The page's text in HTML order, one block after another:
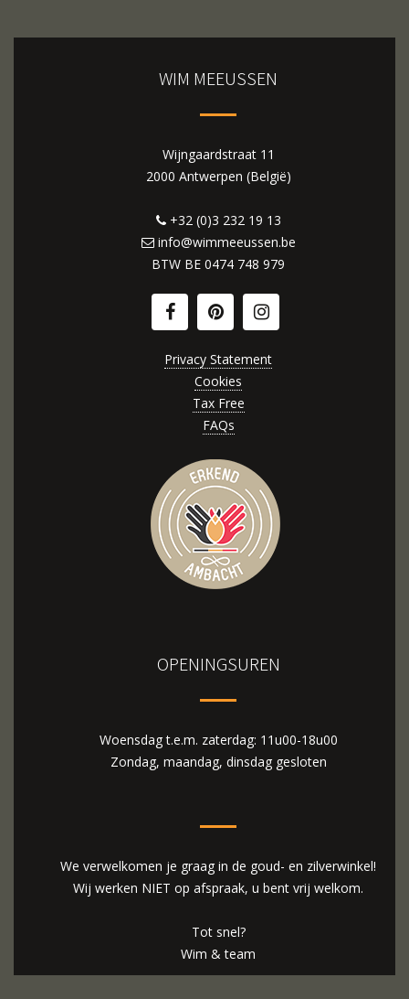
WIM MEEUSSEN
Wijngaardstraat 11
2000 Antwerpen (België)
+32 (0)3 232 19 13
info@wimmeeussen.be
BTW BE 0474 748 979
Privacy Statement
Cookies
Tax Free
FAQs
OPENINGSUREN
Woensdag t.e.m. zaterdag: 11u00-18u00
Zondag, maandag, dinsdag gesloten
We verwelkomen je graag in de goud- en zilverwinkel!
Wij werken NIET op afspraak, u bent vrij welkom.
Tot snel?
Wim & team